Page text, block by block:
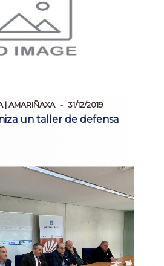
| AMARIÑAXA 31/12/2019
un taller de defensa